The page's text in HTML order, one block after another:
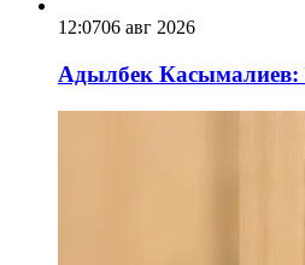
12:0706 авг 2026
Адылбек Касымалиев: